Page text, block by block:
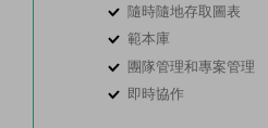
隨時隨地存取圖表
範本庫
團隊管理和專案管理
即時協作